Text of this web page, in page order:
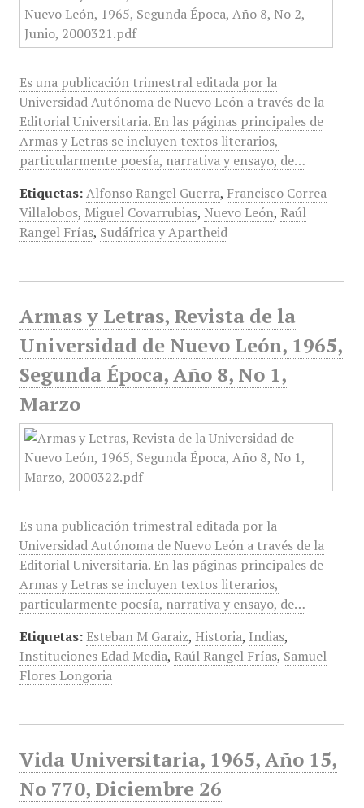
Es una publicación trimestral editada por la
Universidad Autónoma de Nuevo León a través de la
Editorial Universitaria. En las páginas principales de
Armas y Letras se incluyen textos literarios,
particularmente poesía, narrativa y ensayo, de…
Etiquetas: Alfonso Rangel Guerra, Francisco Correa
Villalobos, Miguel Covarrubias, Nuevo León, Raúl
Rangel Frías, Sudáfrica y Apartheid
Armas y Letras, Revista de la
Universidad de Nuevo León, 1965,
Segunda Época, Año 8, No 1,
Marzo
Es una publicación trimestral editada por la
Universidad Autónoma de Nuevo León a través de la
Editorial Universitaria. En las páginas principales de
Armas y Letras se incluyen textos literarios,
particularmente poesía, narrativa y ensayo, de…
Etiquetas: Esteban M Garaiz, Historia, Indias,
Instituciones Edad Media, Raúl Rangel Frías, Samuel
Flores Longoria
Vida Universitaria, 1965, Año 15,
No 770, Diciembre 26